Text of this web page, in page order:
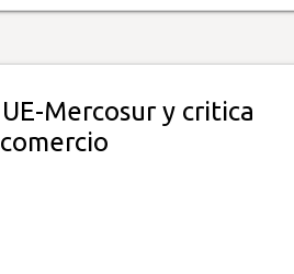
Mercosur y critica